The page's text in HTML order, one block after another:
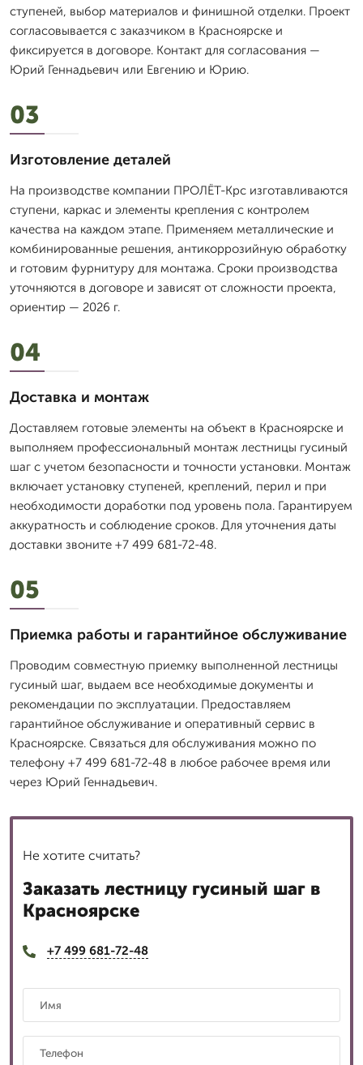
ступеней, выбор материалов и финишной отделки. Проект
согласовывается с заказчиком в Красноярске и
фиксируется в договоре. Контакт для согласования —
Юрий Геннадьевич или Евгению и Юрию.
03
Изготовление деталей
На производстве компании ПРОЛЁТ-Крс изготавливаются
ступени, каркас и элементы крепления с контролем
качества на каждом этапе. Применяем металлические и
комбинированные решения, антикоррозийную обработку
и готовим фурнитуру для монтажа. Сроки производства
уточняются в договоре и зависят от сложности проекта,
ориентир — 2026 г.
04
Доставка и монтаж
Доставляем готовые элементы на объект в Красноярске и
выполняем профессиональный монтаж лестницы гусиный
шаг с учетом безопасности и точности установки. Монтаж
включает установку ступеней, креплений, перил и при
необходимости доработки под уровень пола. Гарантируем
аккуратность и соблюдение сроков. Для уточнения даты
доставки звоните +7 499 681-72-48.
05
Приемка работы и гарантийное обслуживание
Проводим совместную приемку выполненной лестницы
гусиный шаг, выдаем все необходимые документы и
рекомендации по эксплуатации. Предоставляем
гарантийное обслуживание и оперативный сервис в
Красноярске. Связаться для обслуживания можно по
телефону +7 499 681-72-48 в любое рабочее время или
через Юрий Геннадьевич.
Не хотите считать?
Заказать лестницу гусиный шаг в
Красноярске
+7 499 681-72-48